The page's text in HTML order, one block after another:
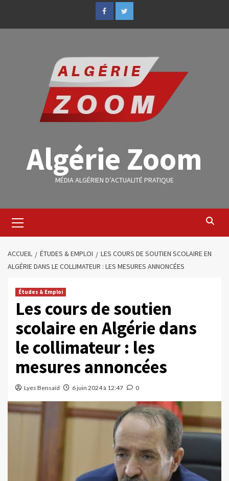
Algérie Zoom
MÉDIA ALGÉRIEN D’ACTUALITÉ PRATIQUE
ACCUEIL ÉTUDES & EMPLOI
LES COURS DE SOUTIEN SCOLAIRE EN
ALGÉRIE DANS LE COLLIMATEUR : LES MESURES ANNONCÉES
Études & Emploi
Les cours de soutien
scolaire en Algérie dans
le collimateur : les
mesures annoncées
Lyes Bensaïd 6 juin 2024 à 12:47 0